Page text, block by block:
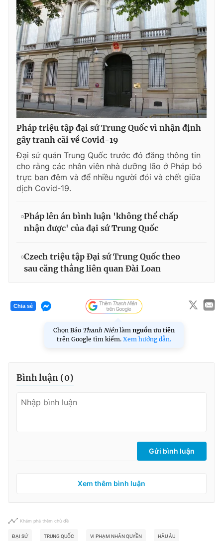
Pháp triệu tập đại sứ Trung Quốc vì nhận định
gây tranh cãi về Covid-19
Đại sứ quán Trung Quốc trước đó đăng thông tin
cho rằng các nhân viên nhà dưỡng lão ở Pháp bỏ
trực ban đêm và để nhiều người đói và chết giữa
dịch Covid-19.
Pháp lên án bình luận 'không thể chấp
nhận được' của đại sứ Trung Quốc
Czech triệu tập Đại sứ Trung Quốc theo
sau căng thẳng liên quan Đài Loan
Chia sẻ
Chọn Báo Thanh Niên làm nguồn ưu tiên
trên Google tìm kiếm. Xem hướng dẫn.
Bình luận (0)
Gửi bình luận
Xem thêm bình luận
Khám phá thêm chủ đề
ĐẠI SỨ TRUNG QUỐC VI PHẠM NHÂN QUYỀN HÂU ÂU